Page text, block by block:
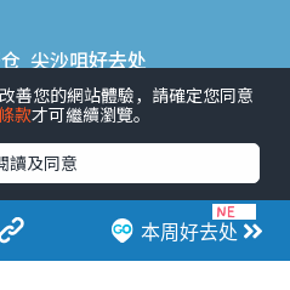
本周好去处
尖沙咀好去处
湾好去处 旺角好去处 社会
介 #美食社群热话
应用程式
#限时抢
商户中心 #著数 #网络热话
善您的網站體驗，請確定您同意
款才可繼續瀏覽。
讀及同意